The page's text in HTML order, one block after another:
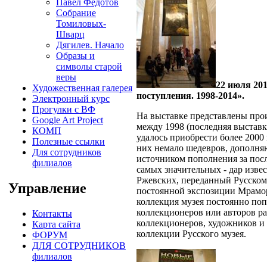
Собрание
Томиловых-
Шварц
Дягилев. Начало
Образы и
символы старой
веры
Художественная галерея
Электронный курс
Прогулки с ВФ
Google Art Project
КОМП
Полезные ссылки
Для сотрудников
филиалов
Управление
Контакты
Карта сайта
ФОРУМ
ДЛЯ СОТРУДНИКОВ
филиалов
22 июля
поступления. 1998-2014».
На выставке представлены
между 1998 (последняя
удалось приобрести более
них немало шедевров,
источником пополнения за
самых значительных - дар
Ржевских, переданный
постоянной экспозиции
коллекция музея постоянно
коллекционеров или авторов
коллекционеров, художников
коллекции Русского музея.